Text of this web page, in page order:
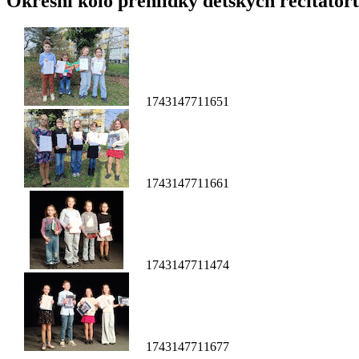
1743147711651
1743147711661
1743147711474
1743147711677